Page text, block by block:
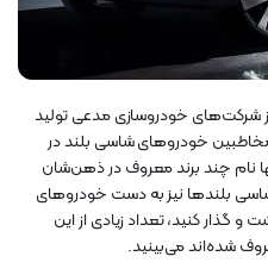
شرکت‌های خودروسازی مدعی تولید
خودروهای شاسی بلند در
نام چند برند معروف در ذهن‌شان
بلندها نیز به دست خودروهای
گذار کنید، تعداد زیادی از این